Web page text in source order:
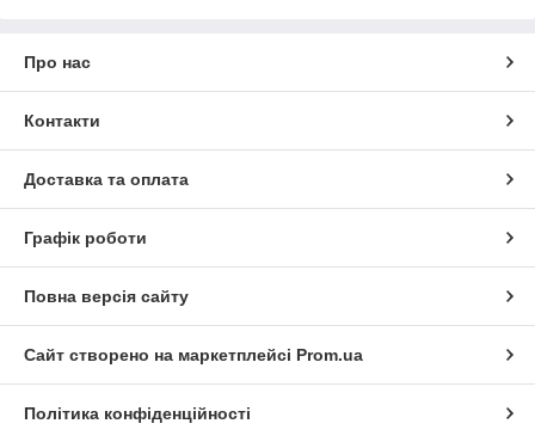
Про нас
Контакти
Доставка та оплата
Графік роботи
Повна версія сайту
Сайт створено на маркетплейсі Prom.ua
Політика конфіденційності